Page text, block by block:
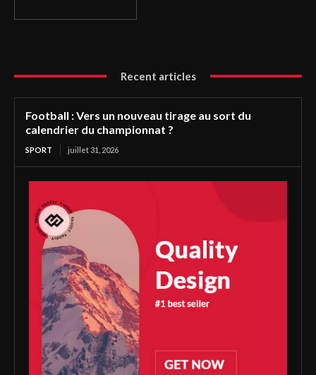
Recent articles
Football : Vers un nouveau tirage au sort du
calendrier du championnat ?
SPORT juillet 31, 2026